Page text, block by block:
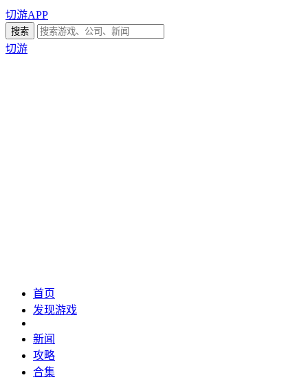
切游APP
切游
首页
发现游戏
新闻
攻略
合集